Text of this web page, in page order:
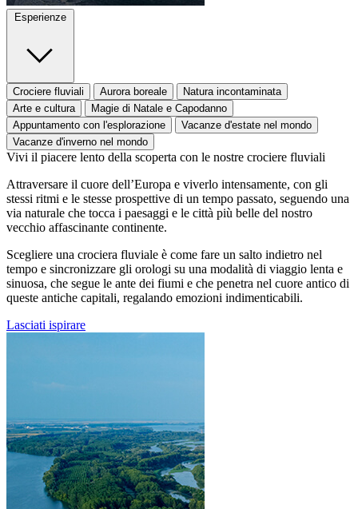
Esperienze
Crociere fluviali Aurora boreale
Natura incontaminata
Arte e cultura
Magie di Natale e Capodanno
Appuntamento con l'esplorazione
Vacanze d'estate nel mondo
Vacanze d'inverno nel mondo
Vivi il piacere lento della scoperta con le nostre crociere fluviali
Attraversare il cuore dell’Europa e viverlo intensamente, con gli
stessi ritmi e le stesse prospettive di un tempo passato, seguendo una
via naturale che tocca i paesaggi e le città più belle del nostro
vecchio affascinante continente.
Scegliere una crociera fluviale è come fare un salto indietro nel
tempo e sincronizzare gli orologi su una modalità di viaggio lenta e
sinuosa, che segue le ante dei fiumi e che penetra nel cuore antico di
queste antiche capitali, regalando emozioni indimenticabili.
Lasciati ispirare